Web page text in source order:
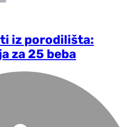
iz porodilišta:
za 25 beba